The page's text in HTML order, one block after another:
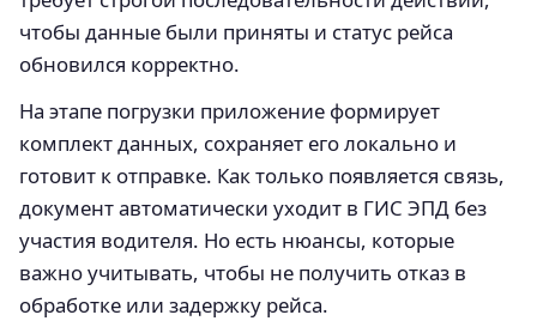
чтобы данные были приняты и статус рейса
обновился корректно.
На этапе погрузки приложение формирует
комплект данных, сохраняет его локально и
готовит к отправке. Как только появляется связь,
документ автоматически уходит в ГИС ЭПД без
участия водителя. Но есть нюансы, которые
важно учитывать, чтобы не получить отказ в
обработке или задержку рейса.